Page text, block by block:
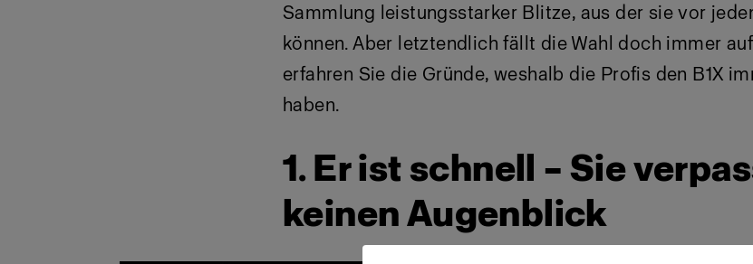
Sammlung leistungsstarker Blitze, aus der sie vor
können. Aber letztendlich fällt die Wahl doch immer
erfahren Sie die Gründe, weshalb die Profis den B1X
haben.
1. Er ist schnell – Sie
keinen Augenblick